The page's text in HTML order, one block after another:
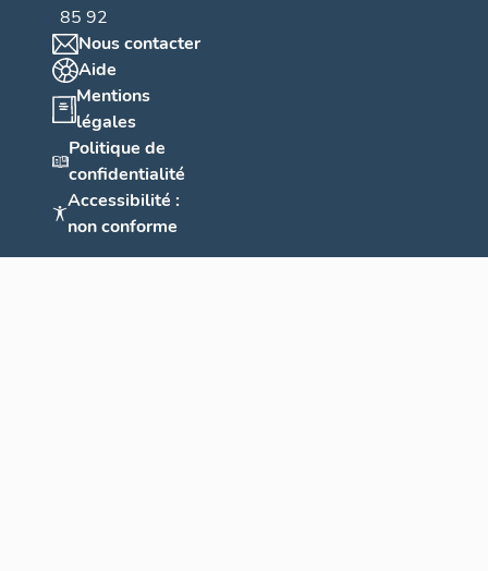
85 92
Nous contacter
Aide
Mentions
légales
Politique de
confidentialité
Accessibilité :
non conforme